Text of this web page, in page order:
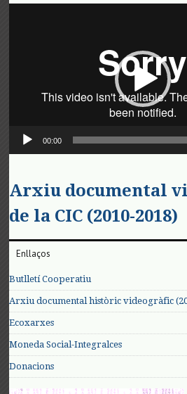
00:00
Arxiu documental
de la CIC (2010-2018)
Enllaços
Butlletí Cooperatiu
Arxiu documental històric videogràfic
Ecoxarxes
Moneda Social-Integralces
Donacions